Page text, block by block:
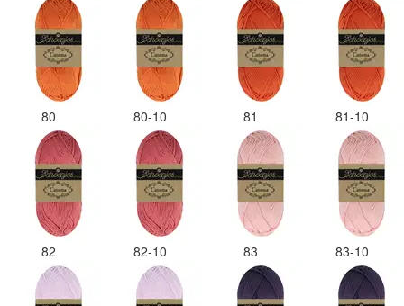
80 80-10 81 81-10
82 82-10 83 83-10